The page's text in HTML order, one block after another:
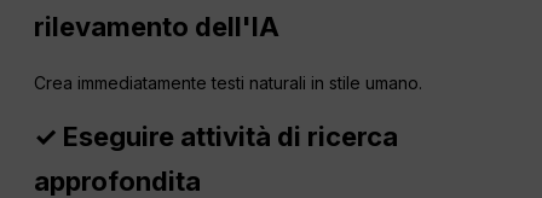
rilevamento dell'IA
Crea immediatamente testi naturali in stile umano.
✓ Eseguire attività di ricerca
approfondita